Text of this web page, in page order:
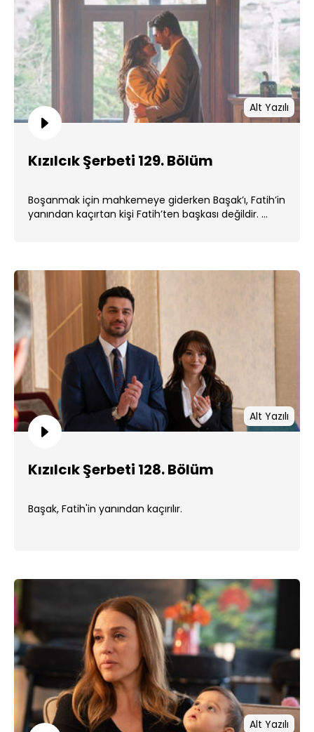
Alt Yazılı
Kızılcık Şerbeti 129. Bölüm
Boşanmak için mahkemeye giderken Başak’ı, Fatih’in
yanından kaçırtan kişi Fatih’ten başkası değildir. ...
Alt Yazılı
Kızılcık Şerbeti 128. Bölüm
Başak, Fatih'in yanından kaçırılır.
Alt Yazılı